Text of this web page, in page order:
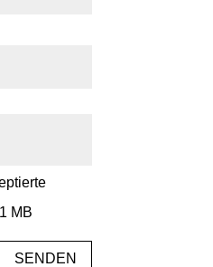
MB
SENDEN